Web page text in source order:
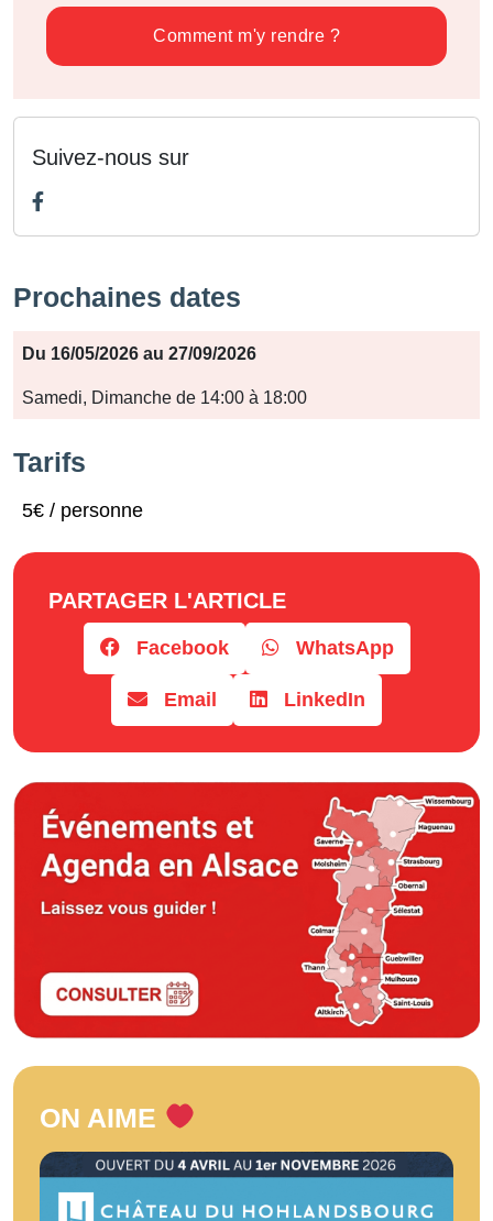
Comment m'y rendre ?
Suivez-nous sur
Prochaines dates
Période
Jours
Du 16/05/2026 au 27/09/2026
Samedi, Dimanche de 14:00 à 18:00
Tarifs
5€ / personne
PARTAGER L'ARTICLE
Facebook WhatsApp
Email LinkedIn
ON AIME